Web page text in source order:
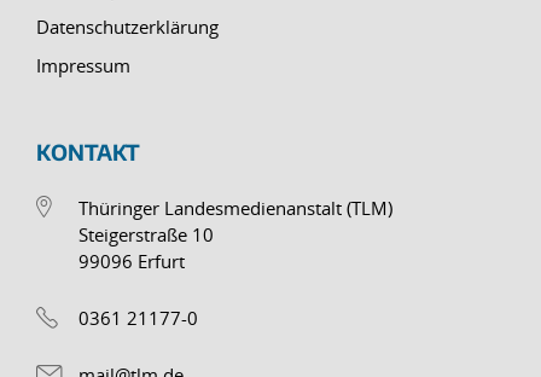
Datenschutzerklärung
Impressum
KONTAKT
Thüringer Landesmedienanstalt (TLM)
Steigerstraße 10
99096 Erfurt
0361 21177-0